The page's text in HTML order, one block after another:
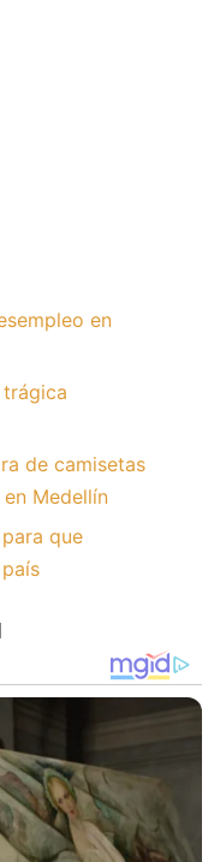
en
de camisetas
Medellín
que